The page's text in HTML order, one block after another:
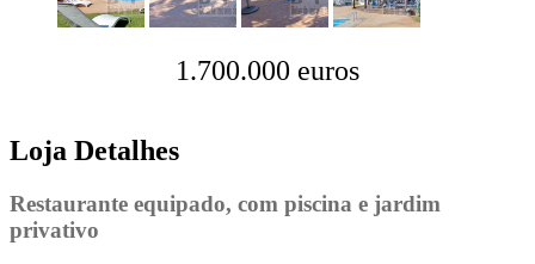
1.700.000 euros
Loja Detalhes
Restaurante equipado, com piscina e jardim
privativo